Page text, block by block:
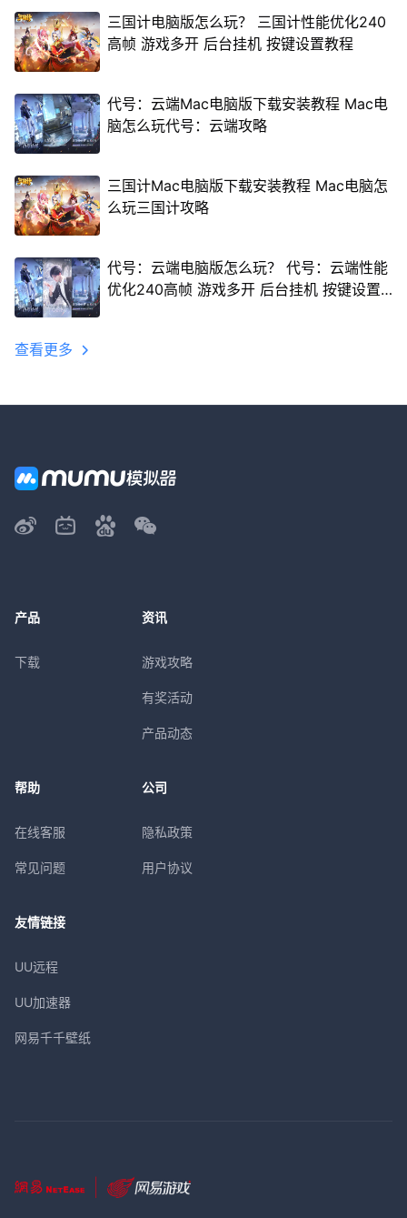
三国计电脑版怎么玩？ 三国计性能优化240
高帧 游戏多开 后台挂机 按键设置教程
代号：云端Mac电脑版下载安装教程 Mac电
脑怎么玩代号：云端攻略
三国计Mac电脑版下载安装教程 Mac电脑怎
么玩三国计攻略
代号：云端电脑版怎么玩？ 代号：云端性能
优化240高帧 游戏多开 后台挂机 按键设置
查看更多
产品
下载
资讯
游戏攻略
有奖活动
产品动态
帮助
在线客服
常见问题
公司
隐私政策
用户协议
友情链接
UU远程
UU加速器
网易千千壁纸